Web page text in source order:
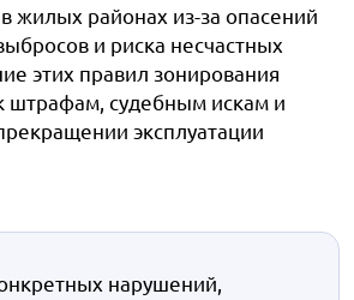
жилых районах из-за опасений
и риска несчастных
этих правил зонирования
штрафам, судебным искам и
эксплуатации
нарушений,